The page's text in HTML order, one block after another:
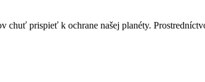
prispieť k ochrane našej planéty.